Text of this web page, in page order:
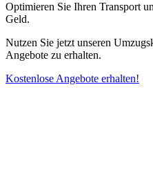
Optimieren Sie Ihren Transport
Geld.
Nutzen Sie jetzt unseren
Angebote zu erhalten.
Kostenlose Angebote erhalten!